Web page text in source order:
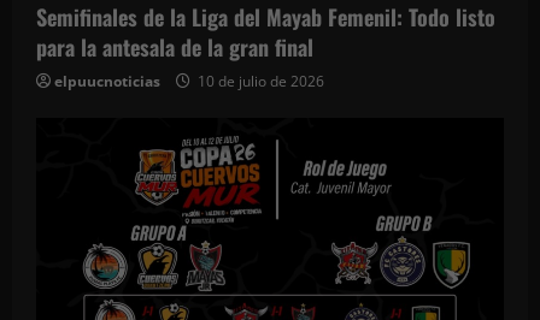
Semifinales de la Liga del Mayab Femenil: Todo listo
para la antesala de la gran final
elpuucnoticias 10 de julio de 2026